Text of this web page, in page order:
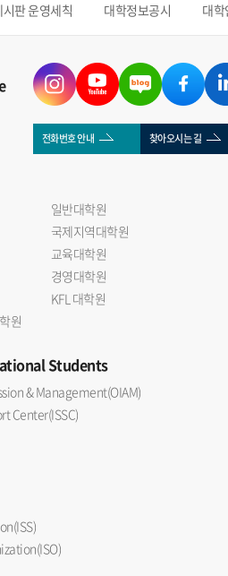
시판 운영세칙 대학정보공시 대
전화번호 안내 찾아오시는 길
일반대학원
국제지역대학원
교육대학원
경영대학원
KFL 대학원
원
Students
& Management(OIAM)
Center(ISSC)